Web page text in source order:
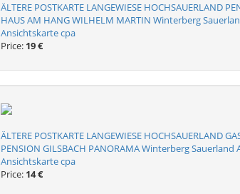
ÄLTERE POSTKARTE LANGEWIESE HOCHSAUERLAND
HAUS AM HANG WILHELM MARTIN Winterberg
Ansichtskarte cpa
Price: 19 €
ÄLTERE POSTKARTE LANGEWIESE HOCHSAUERLAND
PENSION GILSBACH PANORAMA Winterberg Sauerland
Ansichtskarte cpa
Price: 14 €